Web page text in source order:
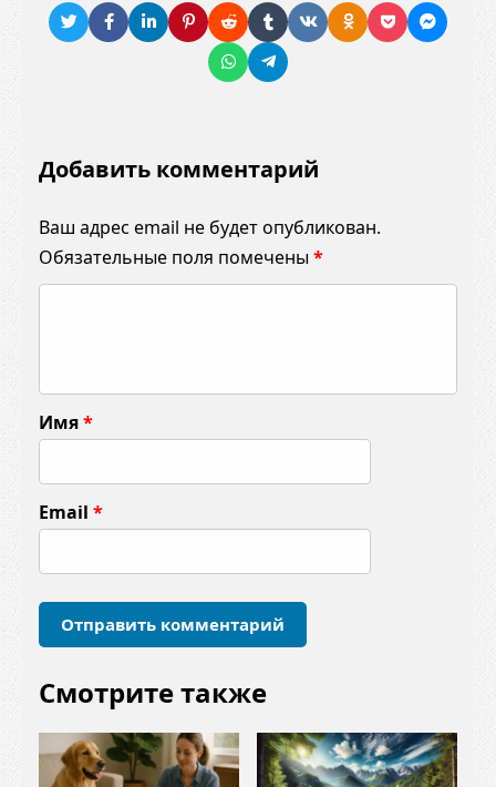
Добавить комментарий
Ваш адрес email не будет опубликован.
Обязательные поля помечены *
м
е
т
а
р
и
Имя*
Email *
Смотрите также